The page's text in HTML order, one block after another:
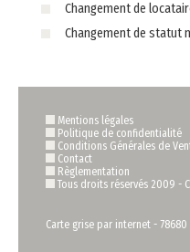
Changement de
Changement de statut
Mentions légales
Politique de confidentialité
Conditions Générales de
Contact
Règlementation
Tous droits réservés 2009 -
Carte grise par internet - 78680